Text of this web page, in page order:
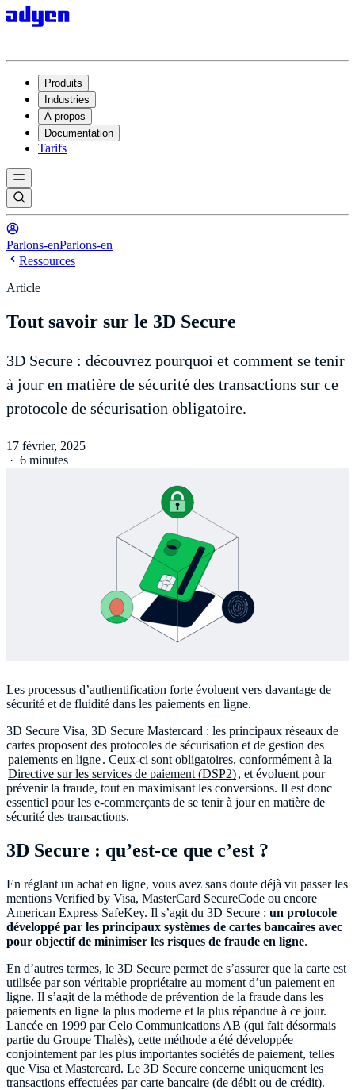
Produits
Industries
À propos
Documentation
Tarifs
Parlons-enParlons-en
Ressources
Article
Tout savoir sur le 3D Secure
3D Secure : découvrez pourquoi et comment se tenir
à jour en matière de sécurité des transactions sur ce
protocole de sécurisation obligatoire.
17 février, 2025
· 6 minutes
Les processus d’authentification forte évoluent vers davantage de
sécurité et de fluidité dans les paiements en ligne.
3D Secure Visa, 3D Secure Mastercard : les principaux réseaux de
cartes proposent des protocoles de sécurisation et de gestion des
paiements en ligne. Ceux-ci sont obligatoires, conformément à la
Directive sur les services de paiement (DSP2), et évoluent pour
prévenir la fraude, tout en maximisant les conversions. Il est donc
essentiel pour les e-commerçants de se tenir à jour en matière de
3D Secure : qu’est-ce que c’est ?
En réglant un achat en ligne, vous avez sans doute déjà vu passer les
mentions Verified by Visa, MasterCard SecureCode ou encore
American Express SafeKey. Il s’agit du 3D Secure : un protocole
développé par les principaux systèmes de cartes bancaires avec
pour objectif de minimiser les risques de fraude en ligne.
En d’autres termes, le 3D Secure permet de s’assurer que la carte est
utilisée par son véritable propriétaire au moment d’un paiement en
ligne. Il s’agit de la méthode de prévention de la fraude dans les
paiements en ligne la plus moderne et la plus répandue à ce jour.
Lancée en 1999 par Celo Communications AB (qui fait désormais
partie du Groupe Thalès), cette méthode a été développée
conjointement par les plus importantes sociétés de paiement, telles
que Visa et Mastercard. Le 3D Secure concerne uniquement les
transactions effectuées par carte bancaire (de débit ou de crédit).